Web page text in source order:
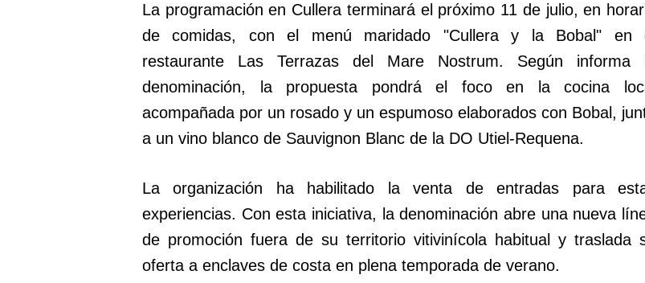
La programación en Cullera terminará el próximo 11 de julio, en
de comidas, con el menú maridado "Cullera y la Bobal" en
restaurante Las Terrazas del Mare Nostrum. Según informa
denominación, la propuesta pondrá el foco en la cocina
acompañada por un rosado y un espumoso elaborados con Bobal,
a un vino blanco de Sauvignon Blanc de la DO Utiel-Requena.
La organización ha habilitado la venta de entradas para
experiencias. Con esta iniciativa, la denominación abre una nueva
de promoción fuera de su territorio vitivinícola habitual y traslada
oferta a enclaves de costa en plena temporada de verano.